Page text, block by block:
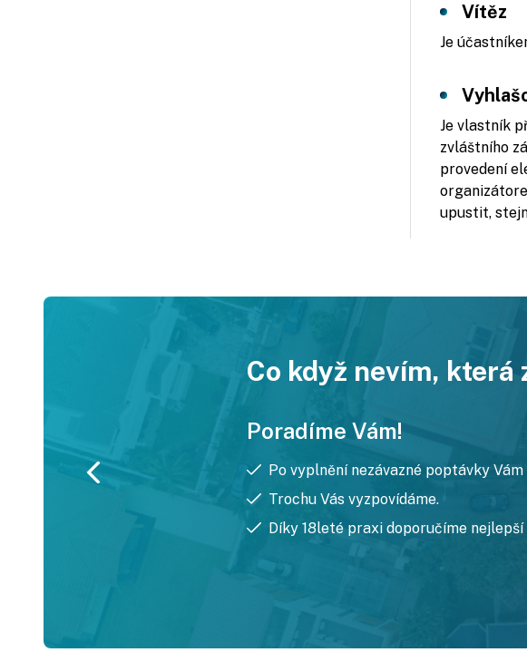
Vítěz
Je
Je vlastník
zvláštního
provedení
upustit,
Co když nevím, která
Poradíme Vám!
Po vyplnění nezávazné poptávky Vám
Trochu Vás vyzpovídáme.
Díky 18leté praxi doporučíme